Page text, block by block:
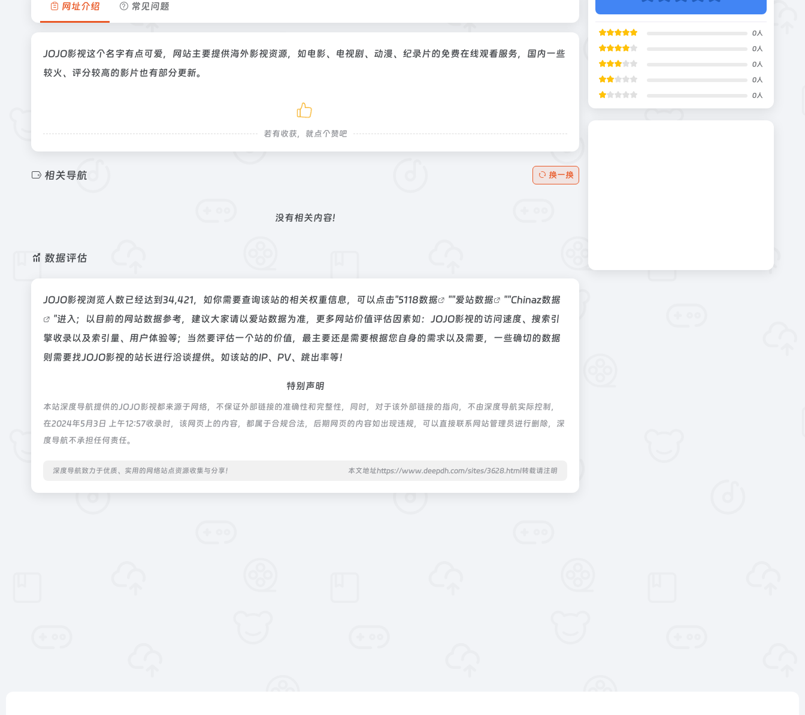
网址介绍 常见问题
JOJO影视这个名字有点可爱，网站主要提供海外影视资源，如电影、电视剧、动漫、纪录片的免费在线观看服务，国内一些
较火、评分较高的影片也有部分更新。
若有收获，就点个赞吧
相关导航 换一换
没有相关内容!
数据评估
JOJO影视浏览人数已经达到34,421，如你需要查询该站的相关权重信息，可以点击"5118数据 ""爱站数据 ""Chinaz数据
"进入；以目前的网站数据参考，建议大家请以爱站数据为准，更多网站价值评估因素如：JOJO影视的访问速度、搜索引
擎收录以及索引量、用户体验等；当然要评估一个站的价值，最主要还是需要根据您自身的需求以及需要，一些确切的数据
则需要找JOJO影视的站长进行洽谈提供。如该站的IP、PV、跳出率等！
特别声明
本站深度导航提供的JOJO影视都来源于网络，不保证外部链接的准确性和完整性，同时，对于该外部链接的指向，不由深度导航实际控制，
在2024年5月3日 上午12:57收录时，该网页上的内容，都属于合规合法，后期网页的内容如出现违规，可以直接联系网站管理员进行删除，深
度导航不承担任何责任。
深度导航致力于优质、实用的网络站点资源收集与分享！ 本文地址https://www.deepdh.com/sites/3628.html转载请注明
0人
0人
0人
0人
0人